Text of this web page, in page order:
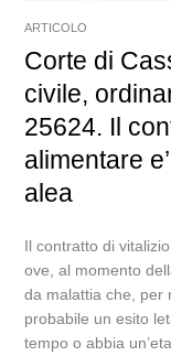
ARTICOLO
Corte di
civile,
25624. Il
alimentare
alea
Il contratto di
ove, al momento
da malattia che, per
probabile un esito
tempo o abbia